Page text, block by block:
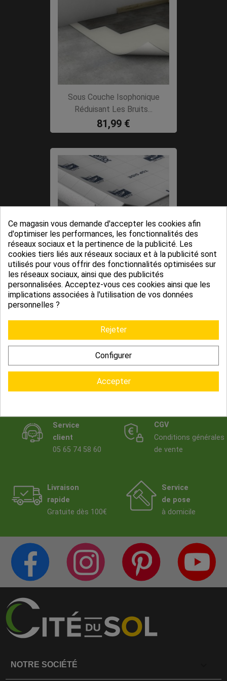
Sous Couche Isophonique
Réduisant Les Bruits...
81,99 €
Sous Couche Phonique Silence
Plus, Confort...
67,99 €
Affichage 1-2 de 2 article(s)
Retour en haut
Service
client
05 65 74 58 60
CGV
Conditions générales
de vente
Livraison
rapide
Gratuite dès 100€
Service
de pose
à domicile
PAGE FACEBOOK
CITÉ DE LA DÉCO
COMPTE INSTAGRAM
CITÉ DE LA DÉCO
PAGE
CITÉ DE LA
NOTRE SOCIÉTÉ
Ce magasin vous demande d'accepter les cookies afin
d'optimiser les performances, les fonctionnalités des
réseaux sociaux et la pertinence de la publicité. Les
cookies tiers liés aux réseaux sociaux et à la publicité sont
utilisés pour vous offrir des fonctionnalités optimisées sur
les réseaux sociaux, ainsi que des publicités
personnalisées. Acceptez-vous ces cookies ainsi que les
implications associées à l'utilisation de vos données
personnelles ?
Rejeter
Configurer
Accepter